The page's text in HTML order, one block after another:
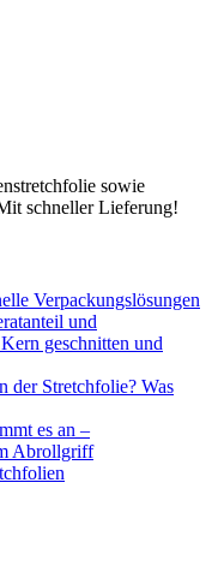
sowie
schneller Lieferung!
Verpackungslösungen
und
geschnitten und
der Stretchfolie? Was
es an –
Abrollgriff